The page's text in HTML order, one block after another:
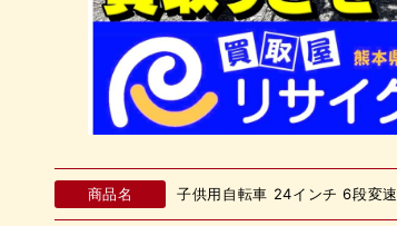
商品名 子供用自転車 24インチ 6段変速